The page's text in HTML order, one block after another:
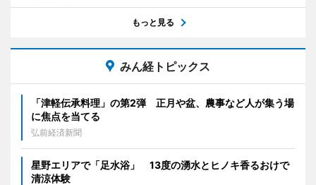
もっと見る
みん経トピックス
「津軽伝承料理」の第2弾 正月や盆、農事など人が集う場
に焦点を当てる
弘前経済新聞
星野エリアで「足水浴」 13度の湧水とヒノキ香るおけで
清涼体験